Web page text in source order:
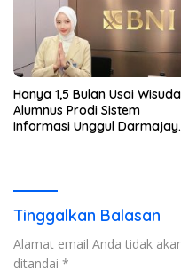
Hanya 1,5 Bulan Usai Wisuda
Alumnus Prodi Sistem
Informasi Unggul
Tinggalkan Balasan
Alamat email Anda tidak
ditandai *